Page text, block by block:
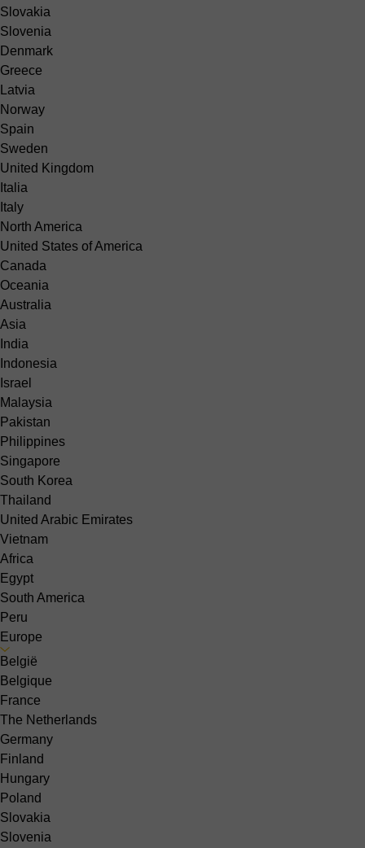
Slovakia
Slovenia
Denmark
Greece
Latvia
Norway
Spain
Sweden
United Kingdom
Italia
Italy
North America
United States of America
Canada
Oceania
Australia
Asia
India
Indonesia
Israel
Malaysia
Pakistan
Philippines
Singapore
South Korea
Thailand
United Arabic Emirates
Vietnam
Africa
Egypt
South America
Peru
Europe
België
Belgique
France
The Netherlands
Germany
Finland
Hungary
Poland
Slovakia
Slovenia